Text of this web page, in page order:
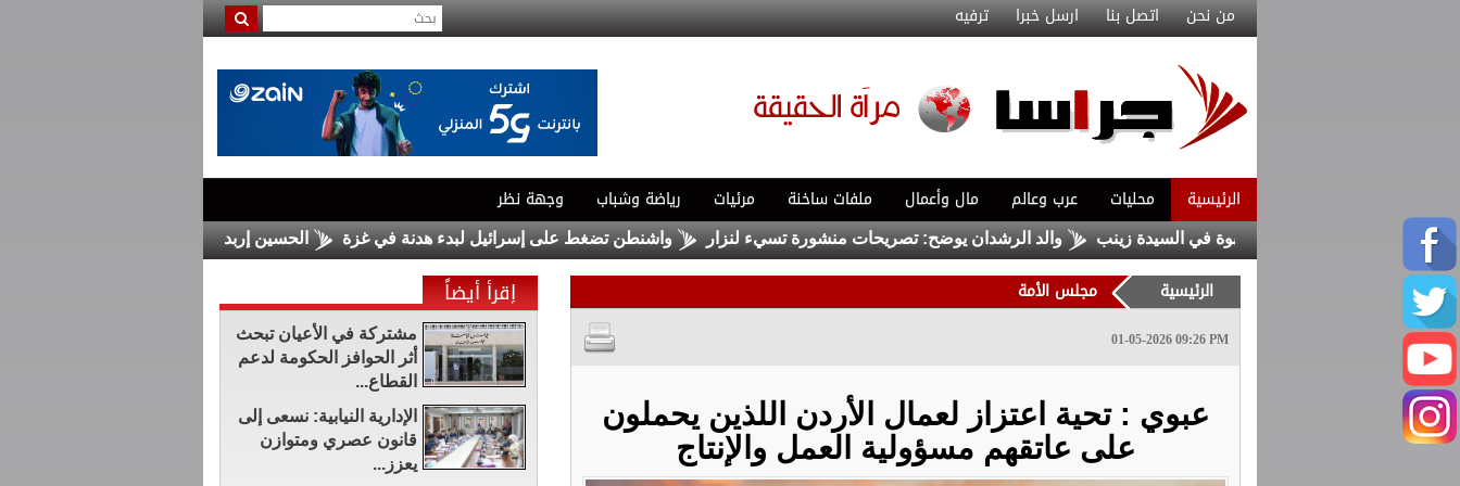
من نحن اتصل بنا ارسل خبرا ترفيه
الرئيسية محليات عرب وعالم مال وأعمال ملفات ساخنة مرئيات رياضة وشباب وجهة نظر
داعش حاولا زرع عبوة في السيدة زينب والد الرشدان يوضح: تصريحات منشورة تسيء لنزار واشنطن تضغط على إسرائيل لبدء هدنة في غزة الحسين إربد يضم السلمان من الرمثا
الرئيسية مجلس الأمة
01-05-2026 09:26 PM
عبوي : تحية اعتزاز لعمال الأردن اللذين يحملون
على عاتقهم مسؤولية العمل والإنتاج
إقرأ أيضاً
مشتركة في الأعيان تبحث
أثر الحوافز الحكومة لدعم
القطاع...
الإدارية النيابية: نسعى إلى
قانون عصري ومتوازن
يعزز...